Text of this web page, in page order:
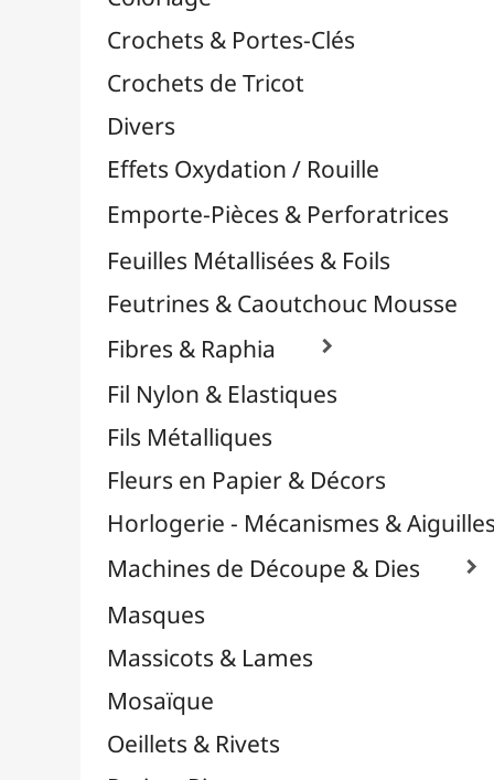
Oeillets & Rivets
Petites Pinces
Plantes & Jardin
Plastique Fou
Poncage / Émeri
Quilling / Pliage
Reliure & Cinch
Sable, Strass & Paillettes 
Confettis
Paillettes
Perles
Stickers / Gommettes
Strass / Pierres Décoratives
Serviettes
Sublimation
Supports en Cercles
Tampons et Encreurs 
Washi Tape / Masking Tape